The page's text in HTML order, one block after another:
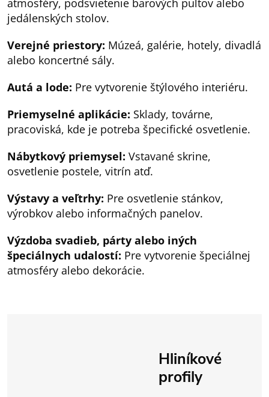
atmosféry, podsvietenie barových pultov alebo
jedálenských stolov.
Verejné priestory: Múzeá, galérie, hotely, divadlá
alebo koncertné sály.
Autá a lode: Pre vytvorenie štýlového interiéru.
Priemyselné aplikácie: Sklady, továrne,
pracoviská, kde je potreba špecifické osvetlenie.
Nábytkový priemysel: Vstavané skrine,
osvetlenie postele, vitrín atď.
Výstavy a veľtrhy: Pre osvetlenie stánkov,
výrobkov alebo informačných panelov.
Výzdoba svadieb, párty alebo iných
špeciálnych udalostí: Pre vytvorenie špeciálnej
atmosféry alebo dekorácie.
Hliníkové
profily